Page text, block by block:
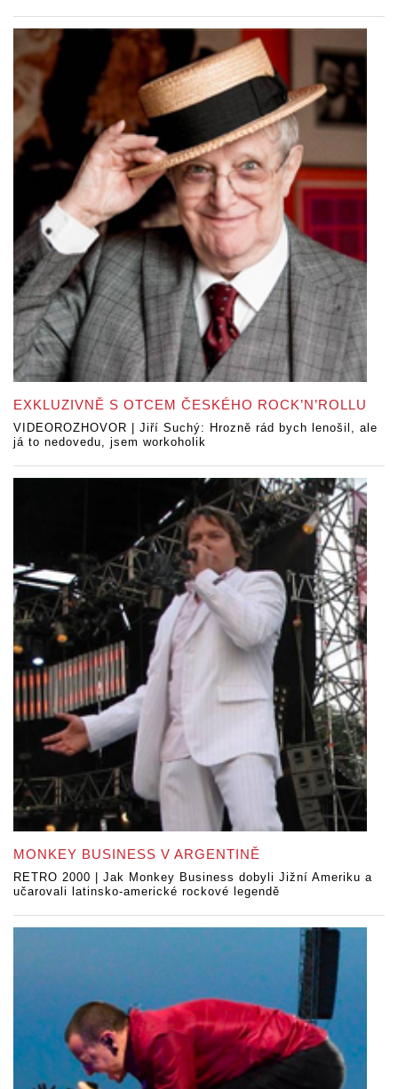
EXKLUZIVNĚ S OTCEM ČESKÉHO ROCK’N’ROLLU
VIDEOROZHOVOR | Jiří Suchý: Hrozně rád bych lenošil, ale
já to nedovedu, jsem workoholik
MONKEY BUSINESS V ARGENTINĚ
RETRO 2000 | Jak Monkey Business dobyli Jižní Ameriku a
učarovali latinsko-americké rockové legendě